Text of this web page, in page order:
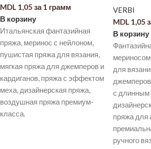
MDL 1,05 за 1 грамм
В корзину
Итальянская фантазийная
пряжа, меринос с нейлоном,
пушистая пряжа для вязания,
мягкая пряжа для джемперов и
кардиганов, пряжа с эффектом
меха, дизайнерская пряжа,
воздушная пряжа премиум-
класса.
VERBI
MDL 1,05
В корзину
для
с длинным
пряжа для
ручного